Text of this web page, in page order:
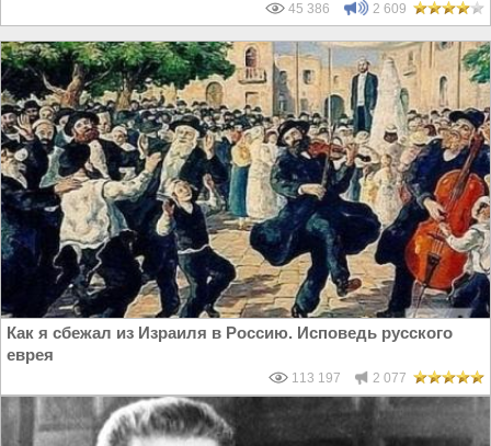
45 386 2 609
Как я сбежал из Израиля в Россию. Исповедь русского
еврея
113 197 2 077